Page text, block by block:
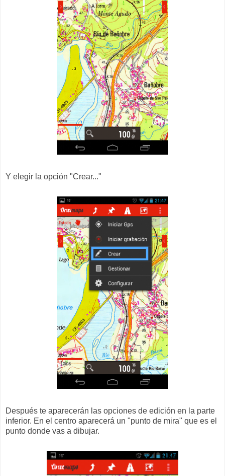
Y elegir la opción "Crear..."
Después te aparecerán las opciones de edición en la parte
inferior. En el centro aparecerá un "punto de mira" que es el
punto donde vas a dibujar.